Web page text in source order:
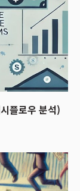
플로우 분석)